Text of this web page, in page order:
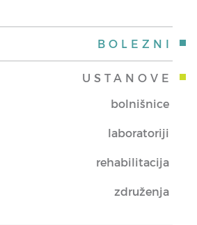
BOLEZNI
USTANOVE
bolnišnice
laboratoriji
rehabilitacija
združenja